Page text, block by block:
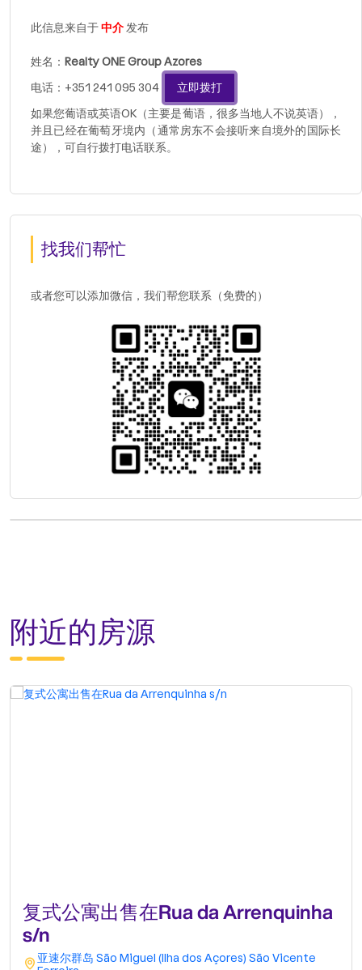
此信息来自于中介发布
姓名： Realty ONE Group Azores
电话：+351 241 095 304
立即拨打
如果您葡语或英语OK（主要是葡语，很多当地人不说英语），
并且已经在葡萄牙境内（通常房东不会接听来自境外的国际长
途），可自行拨打电话联系。
找我们帮忙
或者您可以添加微信，我们帮您联系（免费的）
附近的房源
复式公寓出售在Rua da Arrenquinha
s/n
亚速尔群岛 São Miguel (Ilha dos Açores) São Vicente